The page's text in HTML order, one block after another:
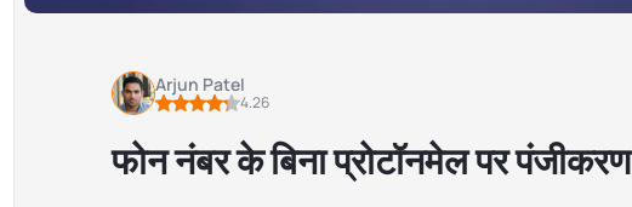
Arjun Patel
4.26
फोन नंबर के बिना प्रोटॉनमेल पर पंजीकरण